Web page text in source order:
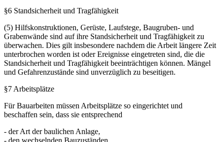
Fassung vom 1. April 1993
§6 Standsicherheit und Tragfähigkeit
(5) Hilfskonstruktionen, Gerüste, Laufstege, Baugruben- und
Grabenwände sind auf ihre Standsicherheit und Tragfähigkeit zu
überwachen. Dies gilt insbesondere nachdem die Arbeit längere Zeit
unterbrochen worden ist oder Ereignisse eingetreten sind, die die
und Gefahrenzustände sind unverzüglich zu beseitigen.
§7 Arbeitsplätze
beschaffen sein, dass sie entsprechend